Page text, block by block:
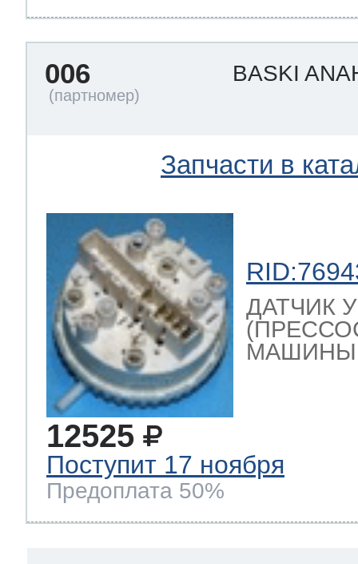
006 BASKI
Запчасти в
ДАТЧИК
МАШИНЫ ,
12525
Поступит 17 ноября
Предоплата 50%